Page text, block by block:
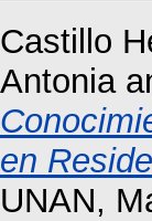
Castillo
Antonia
en
UNAN,